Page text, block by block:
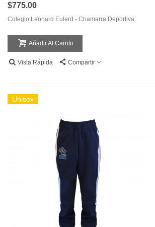
$775.00
Colegio Leonard Eulerd - Chamarra Deportiva
Añadir Al Carrito
Vista Rápida Compartir
Unisex